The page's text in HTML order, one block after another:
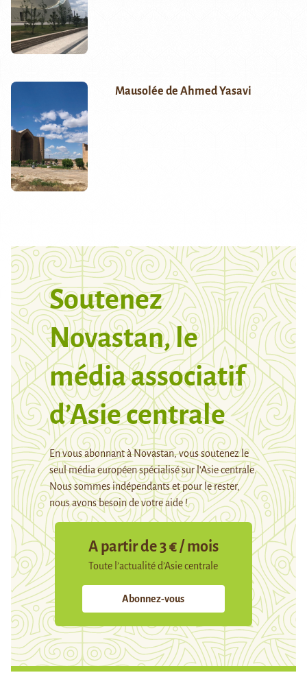
Mausolée de Ahmed Yasavi
Soutenez
Novastan, le
média associatif
d’Asie centrale
En vous abonnant à Novastan, vous soutenez le
seul média européen spécialisé sur l’Asie centrale.
Nous sommes indépendants et pour le rester,
nous avons besoin de votre aide !
A partir de 3 € / mois
Toute l’actualité d’Asie centrale
Abonnez-vous